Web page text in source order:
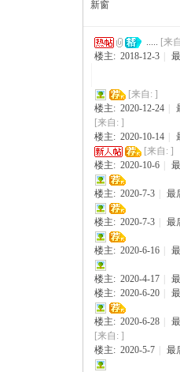
新窗
..... [来
楼主: 2018-12-3
[来自: ]
楼主: 2020-12-24
[来自: ]
楼主: 2020-10-14
[来自: ]
楼主: 2020-10-6
楼主: 2020-7-3 最
楼主: 2020-7-3 最
楼主: 2020-6-16
楼主: 2020-4-17
楼主: 2020-6-20
楼主: 2020-6-28
[来自: ]
楼主: 2020-5-7 最